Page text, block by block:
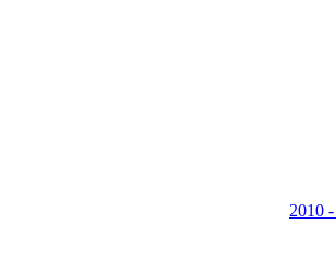
2010